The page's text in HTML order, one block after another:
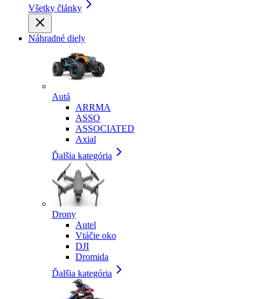
Všetky články
Náhradné diely
Autá
ARRMA
ASSO
ASSOCIATED
Axial
Ďalšia kategória
Drony
Autel
Vtáčie oko
DJI
Dromida
Ďalšia kategória